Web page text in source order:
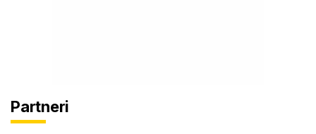
Partneri